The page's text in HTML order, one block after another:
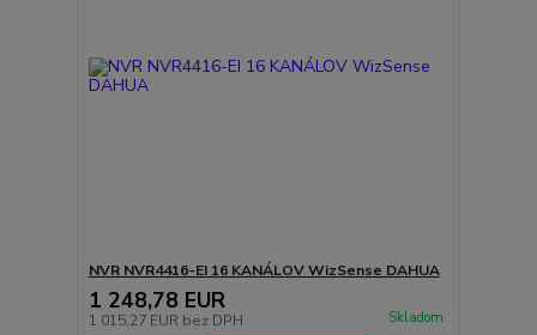
NVR NVR4416-EI 16 KANÁLOV WizSense DAHUA
1 248,78 EUR
1 015,27 EUR bez DPH Skladom